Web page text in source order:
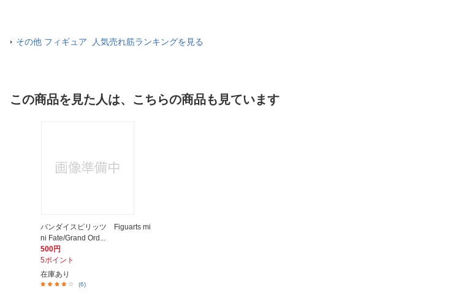
その他 フィギュア 人気売れ筋ランキングを見る
この商品を見た人は、こちらの商品も見ています
バンダイスピリッツ Figuarts mi
ni Fate/Grand Ord...
500円
5ポイント
在庫あり
(6)